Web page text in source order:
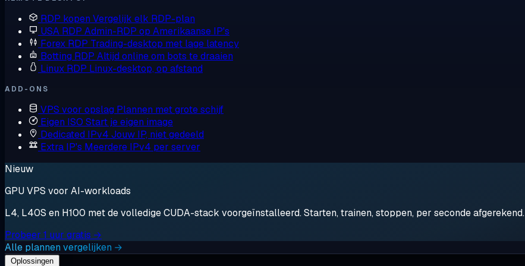
RDP kopen Vergelijk elk RDP-plan
USA RDP Admin-RDP op Amerikaanse IP's
Forex RDP Trading-desktop met lage latency
Botting RDP Altijd online om bots te draaien
Linux RDP Linux-desktop, op afstand
ADD-ONS
VPS voor opslag Plannen met grote schijf
Eigen ISO Start je eigen image
Dedicated IPv4 Jouw IP, niet gedeeld
Extra IP's Meerdere IPv4 per server
Nieuw
GPU VPS voor AI-workloads
L4, L40S en H100 met de volledige CUDA-stack voorgeïnstalleerd. Starten, trainen, stoppen, per seconde afgerekend.
Probeer 1 uur gratis →
Alle plannen vergelijken →